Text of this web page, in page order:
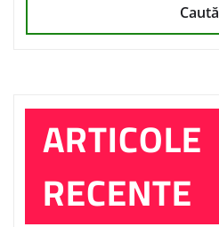
Caută
ARTICOLE
RECENTE